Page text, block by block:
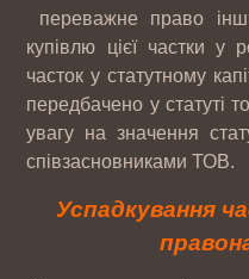
переважне право
купівлю цієї частки у
часток у статутному
передбачено у статуті
увагу на значення
співзасновниками ТОВ.
Успадкування